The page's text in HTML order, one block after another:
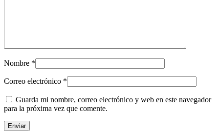
Nombre *
Correo electrónico *
Guarda mi nombre, correo electrónico y web en este navegador
para la próxima vez que comente.